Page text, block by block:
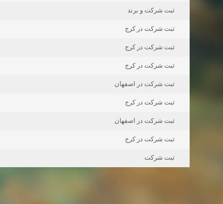
ثبت شرکت و برند
ثبت شرکت در کرج
ثبت شرکت در کرج
ثبت شرکت در کرج
ثبت شرکت در اصفهان
ثبت شرکت در کرج
ثبت شرکت در اصفهان
ثبت شرکت در کرج
ثبت شرکت